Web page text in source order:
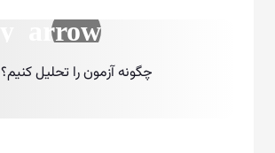
چگونه آزمون را تحلیل کنیم؟